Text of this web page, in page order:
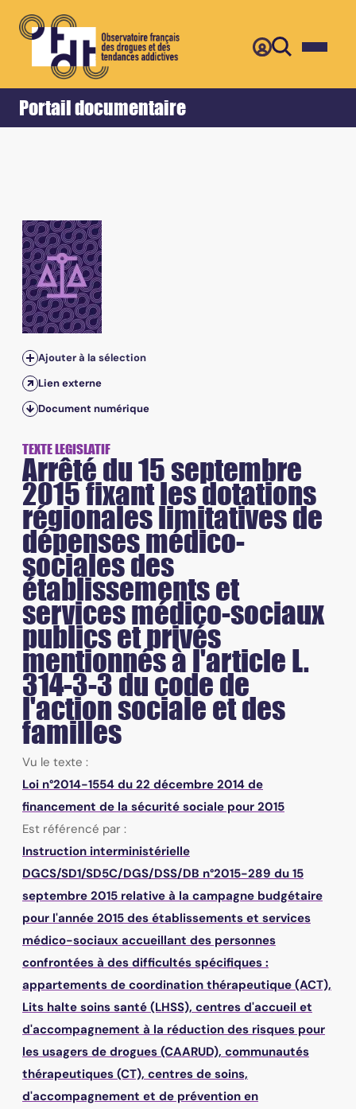
Portail documentaire
Accueil Retour
Ajouter à la sélection
Lien externe
Document numérique
TEXTE LEGISLATIF
Arrêté du 15 septembre
2015 fixant les dotations
régionales limitatives de
dépenses médico-
sociales des
établissements et
services médico-sociaux
publics et privés
mentionnés à l'article L.
314-3-3 du code de
l'action sociale et des
familles
Vu le texte :
Loi n°2014-1554 du 22 décembre 2014 de
financement de la sécurité sociale pour 2015
Est référencé par :
Instruction interministérielle
DGCS/SD1/SD5C/DGS/DSS/DB n°2015-289 du 15
septembre 2015 relative à la campagne budgétaire
pour l'année 2015 des établissements et services
médico-sociaux accueillant des personnes
confrontées à des difficultés spécifiques :
appartements de coordination thérapeutique (ACT),
Lits halte soins santé (LHSS), centres d'accueil et
d'accompagnement à la réduction des risques pour
les usagers de drogues (CAARUD), communautés
thérapeutiques (CT), centres de soins,
d'accompagnement et de prévention en